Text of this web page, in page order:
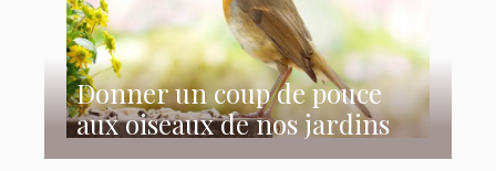
Donner un coup de pouce
aux oiseaux de nos jardins